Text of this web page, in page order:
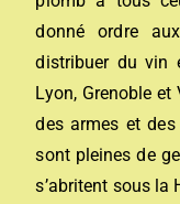
donné ordre
distribuer du vin
Lyon, Grenoble
des armes et
sont pleines de
s’abritent sous la